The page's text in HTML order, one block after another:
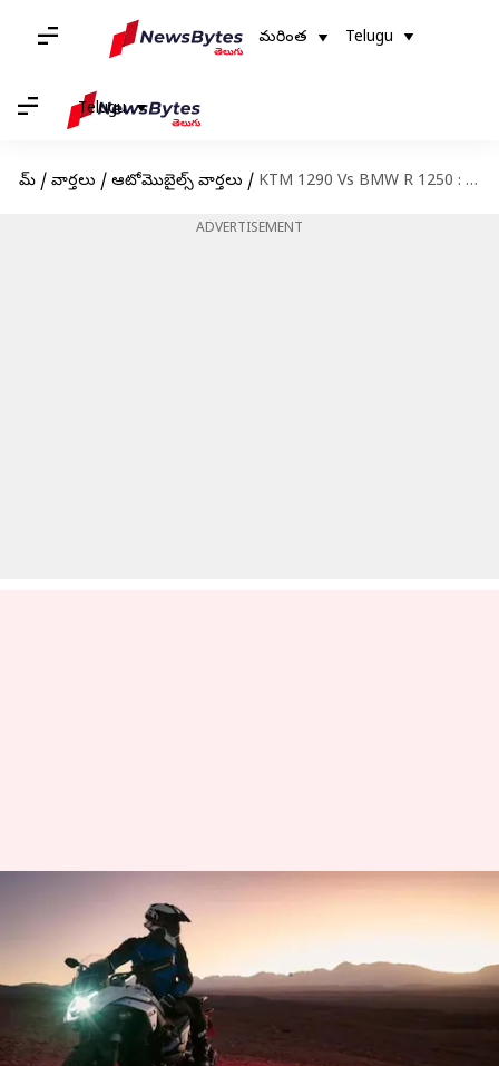
మరింత Telugu
Telugu
హోమ్ / వార్తలు / ఆటోమొబైల్స్ వార్తలు / KTM 1290 Vs BMW R 1250 : ఈ రెండు బైక్స్ లో ఏది కొనాలి?
ADVERTISEMENT
KTM 1290 Vs BMW R 1250 : ఈ
రెండు బైక్స్ లో ఏది కొనాలి?
Jayachandra Akuri Nov 27, 2023 10:53 am
ఈ వార్తాకథనం ఏంటి